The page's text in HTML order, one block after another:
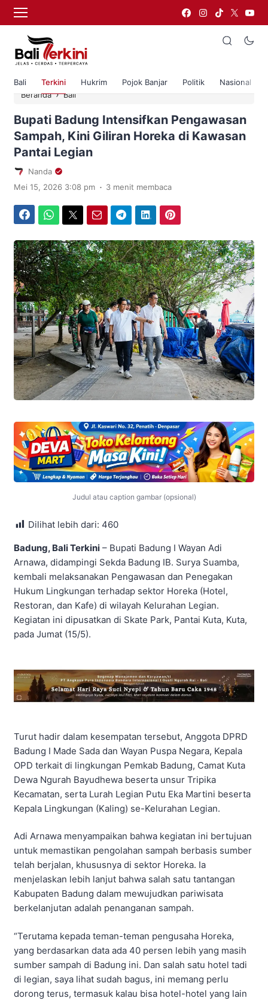
Bali Terkini Hukrim Pojok Banjar Politik Nasional
Beranda›Bali
Bupati Badung Intensifkan Pengawasan
Sampah, Kini Giliran Horeka di Kawasan
Pantai Legian
Nanda
Mei 15, 2026 3:08 pm . 3 menit membaca
Judul atau caption gambar (opsional)
Dilihat lebih dari: 460
Badung, Bali Terkini – Bupati Badung I Wayan Adi
Arnawa, didampingi Sekda Badung IB. Surya Suamba,
kembali melaksanakan Pengawasan dan Penegakan
Hukum Lingkungan terhadap sektor Horeka (Hotel,
Restoran, dan Kafe) di wilayah Kelurahan Legian.
Kegiatan ini dipusatkan di Skate Park, Pantai Kuta, Kuta,
pada Jumat (15/5).
Turut hadir dalam kesempatan tersebut, Anggota DPRD
Badung I Made Sada dan Wayan Puspa Negara, Kepala
OPD terkait di lingkungan Pemkab Badung, Camat Kuta
Dewa Ngurah Bayudhewa beserta unsur Tripika
Kecamatan, serta Lurah Legian Putu Eka Martini beserta
Kepala Lingkungan (Kaling) se-Kelurahan Legian.
Adi Arnawa menyampaikan bahwa kegiatan ini bertujuan
untuk memastikan pengolahan sampah berbasis sumber
telah berjalan, khususnya di sektor Horeka. Ia
menjelaskan lebih lanjut bahwa salah satu tantangan
Kabupaten Badung dalam mewujudkan pariwisata
berkelanjutan adalah penanganan sampah.
“Terutama kepada teman-teman pengusaha Horeka,
yang berdasarkan data ada 40 persen lebih yang masih
sumber sampah di Badung ini. Dan salah satu hotel tadi
di legian, saya lihat sudah bagus, ini memang perlu
dorong terus, termasuk kalau bisa hotel-hotel yang lain